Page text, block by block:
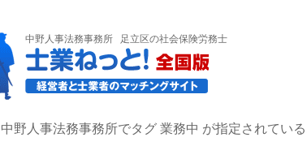
中野人事法務事務所 足立区の社会保険労務士
中野人事法務事務所でタグ 業務中 が指定されてい